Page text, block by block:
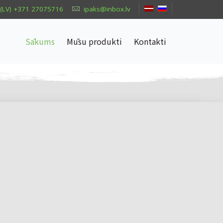
(LV) +371 27075716 ipaks@inbox.lv
Sākums Mūsu produkti Kontakti